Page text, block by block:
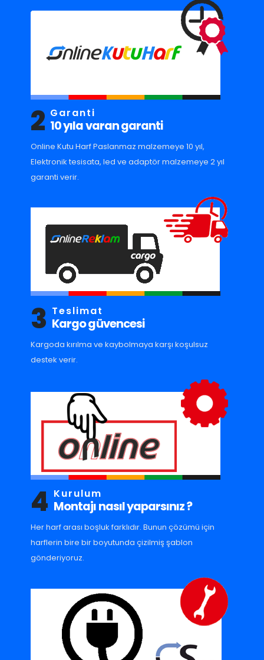
2 Garanti
10 yıla varan garanti
Online Kutu Harf Paslanmaz malzemeye 10 yıl,
Elektronik tesisata, led ve adaptör malzemeye 2 yıl
garanti verir.
3 Teslimat
Kargo güvencesi
Kargoda kırılma ve kaybolmaya karşı koşulsuz
destek verir.
4 Kurulum
Montajı nasıl yaparsınız ?
Her harf arası boşluk farklıdır. Bunun çözümü için
harflerin bire bir boyutunda çizilmiş şablon
gönderiyoruz.